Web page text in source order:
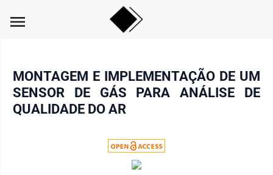
menu
MONTAGEM E IMPLEMENTAÇÃO DE UM
SENSOR DE GÁS PARA ANÁLISE DE
QUALIDADE DO AR